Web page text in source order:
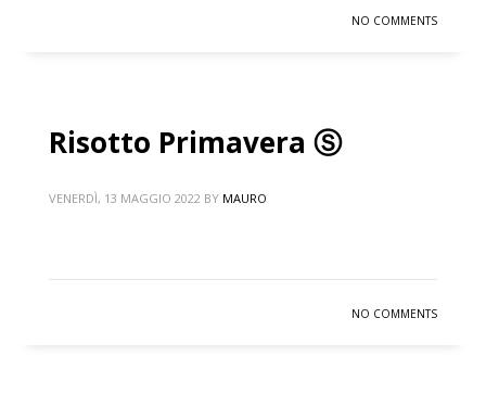
NO COMMENTS
Risotto Primavera Ⓢ
VENERDÌ, 13 MAGGIO 2022 BY MAURO
NO COMMENTS